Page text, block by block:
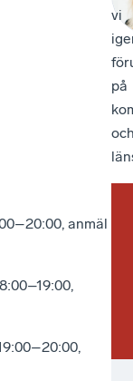
vi
på
anmäl